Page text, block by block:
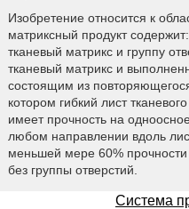
Изобретение относится к
матриксный продукт
тканевый матрикс и группу
тканевый матрикс и
состоящим из
котором гибкий лист
имеет прочность на
любом направлении вдоль
меньшей мере 60%
без группы отверстий.
Система